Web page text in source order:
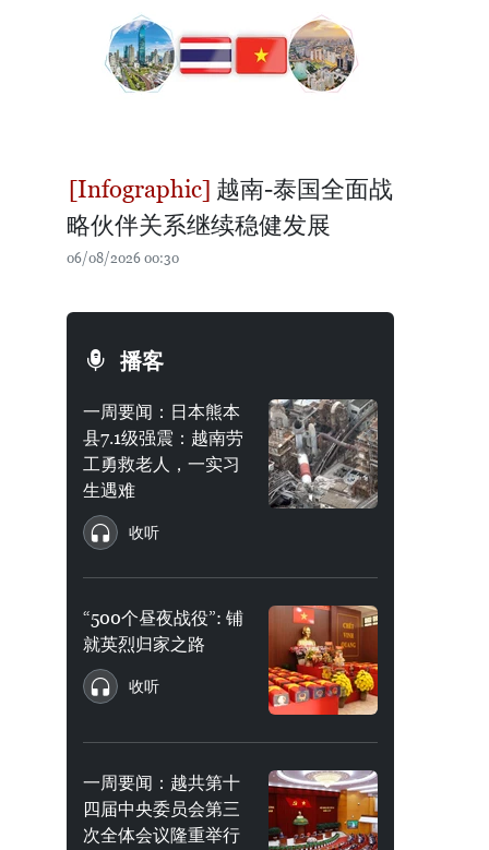
越南-泰国全面战
略伙伴关系继续稳健发展
06/08/2026 00:30
播客
一周要闻：日本熊本
县7.1级强震：越南劳
工勇救老人，一实习
生遇难
收听
“500个昼夜战役”: 铺
就英烈归家之路
收听
一周要闻：越共第十
四届中央委员会第三
次全体会议隆重举行